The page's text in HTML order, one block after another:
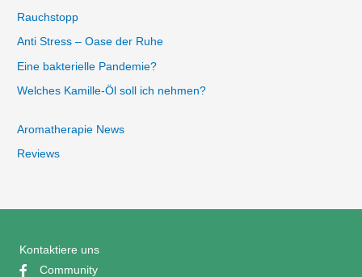
Rauchstopp
Anti Stress – Oase der Ruhe
Eine bakterielle Pandemie?
Welches Kamille-Öl soll ich nehmen?
Aromatherapie News
Reviews
Kontaktiere uns
Community